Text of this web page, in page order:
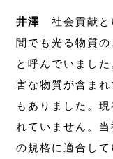
井澤 社会貢献
闇でも光る物質
と呼んでいまし
害な物質が含ま
もありました。
れていません。
の規格に適合し